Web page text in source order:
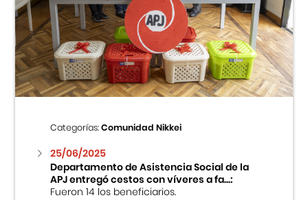
Categorías:Comunidad Nikkei
25/06/2025
Departamento de Asistencia Social de la
APJ entregó cestos con víveres a fa...:
Fueron 14 los beneficiarios.